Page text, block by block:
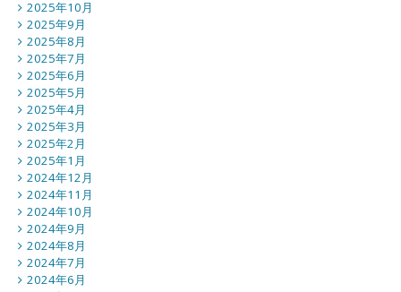
2025年10月
2025年9月
2025年8月
2025年7月
2025年6月
2025年5月
2025年4月
2025年3月
2025年2月
2025年1月
2024年12月
2024年11月
2024年10月
2024年9月
2024年8月
2024年7月
2024年6月